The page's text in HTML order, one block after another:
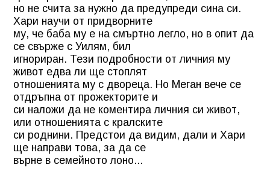
но не счита за нужно да предупреди сина си.
Хари научи от придворните
му, че баба му е на смъртно легло, но в опит да
се свърже с Уилям, бил
игнориран. Тези подробности от личния му
живот едва ли ще стоплят
отношенията му с двореца. Но Меган вече се
отдръпна от прожекторите и
си наложи да не коментира личния си живот,
или отношенията с кралските
си роднини. Предстои да видим, дали и Хари
ще направи това, за да се
върне в семейното лоно...